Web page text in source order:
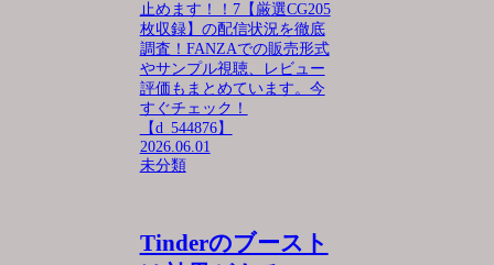
止めます！！7【厳選CG205
枚収録】の配信状況を徹底
調査！FANZAでの販売形式
やサンプル視聴、レビュー
評価もまとめています。今
すぐチェック！
【d_544876】
2026.06.01
未分類
Tinderのブースト